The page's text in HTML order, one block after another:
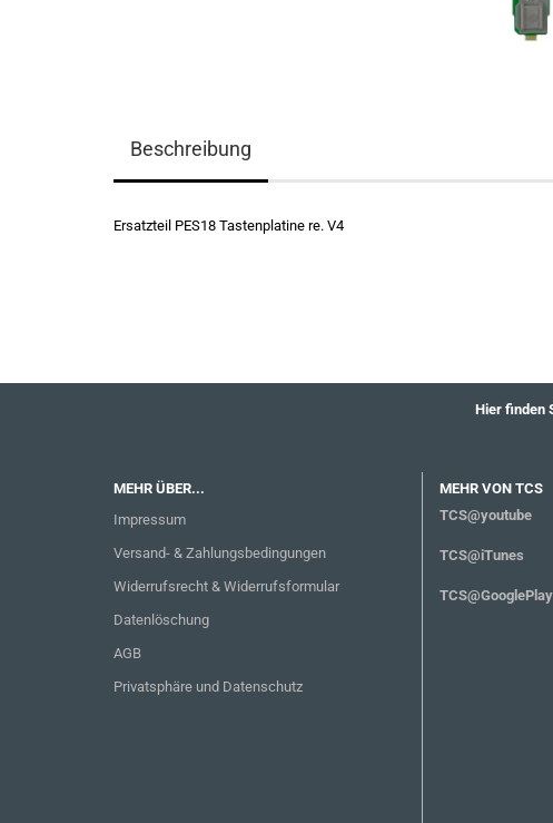
Beschreibung
Ersatzteil PES18 Tastenplatine re. V4
Hier finden
MEHR ÜBER...
Impressum
Versand- & Zahlungsbedingungen
Widerrufsrecht & Widerrufsformular
Datenlöschung
AGB
Privatsphäre und Datenschutz
MEHR VON TCS
TCS@youtube
TCS@iTunes
TCS@GooglePlay